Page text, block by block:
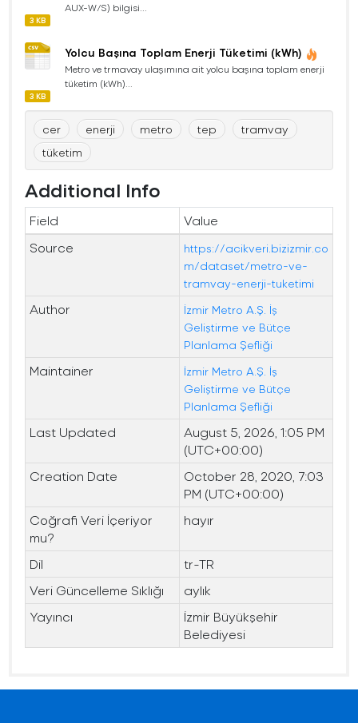
AUX-W/S) bilgisi...
3 KB
Yolcu Başına Toplam Enerji Tüketimi (kWh)
Metro ve trmavay ulaşımına ait yolcu başına toplam enerji
tüketim (kWh)...
3 KB
cer enerji metro tep
tramvay
tüketim
Additional Info
Field
Value
Source
https://acikveri.bizizmir.co
m/dataset/metro-ve-
tramvay-enerji-tuketimi
Author
İzmir Metro A.Ş. İş
Geliştirme ve Bütçe
Planlama Şefliği
Maintainer
İzmir Metro A.Ş. İş
Geliştirme ve Bütçe
Planlama Şefliği
Last Updated
August 5, 2026, 1:05 PM
(UTC+00:00)
Creation Date
October 28, 2020, 7:03
PM (UTC+00:00)
Coğrafi Veri İçeriyor
mu?
hayır
Dil
tr-TR
Veri Güncelleme Sıklığı
aylık
Yayıncı
İzmir Büyükşehir
Belediyesi